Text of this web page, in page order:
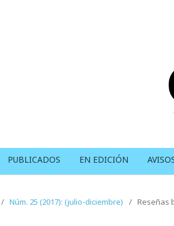
PUBLICADOS EN EDICIÓN
/ Núm. 25 (2017): (julio-diciembre) / Reseñas